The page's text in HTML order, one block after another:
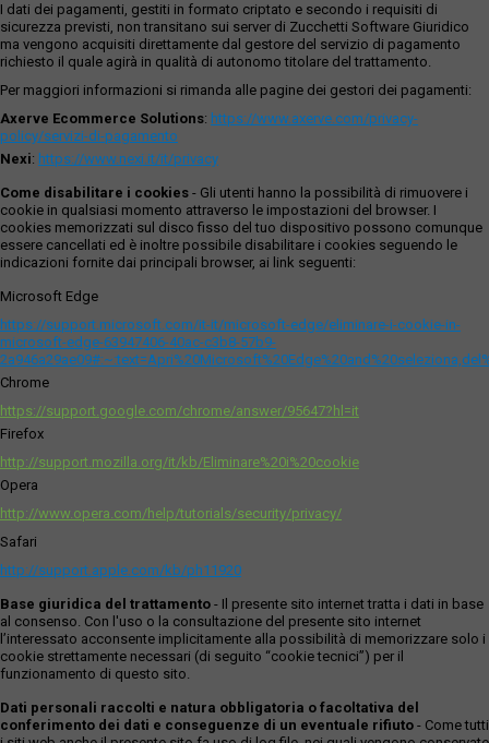
I dati dei pagamenti, gestiti in formato criptato e secondo i requisiti di
sicurezza previsti, non transitano sui server di Zucchetti Software Giuridico
ma vengono acquisiti direttamente dal gestore del servizio di pagamento
richiesto il quale agirà in qualità di autonomo titolare del trattamento.
Per maggiori informazioni si rimanda alle pagine dei gestori dei pagamenti:
Axerve Ecommerce Solutions: https://www.axerve.com/privacy-
policy/servizi-di-pagamento
Nexi: https://www.nexi.it/it/privacy
Come disabilitare i cookies - Gli utenti hanno la possibilità di rimuovere i
cookie in qualsiasi momento attraverso le impostazioni del browser. I
cookies memorizzati sul disco fisso del tuo dispositivo possono comunque
essere cancellati ed è inoltre possibile disabilitare i cookies seguendo le
indicazioni fornite dai principali browser, ai link seguenti:
Microsoft Edge
https://support.microsoft.com/it-it/microsoft-edge/eliminare-i-cookie-in-
microsoft-edge-63947406-40ac-c3b8-57b9-
Chrome
https://support.google.com/chrome/answer/95647?hl=it
Firefox
http://support.mozilla.org/it/kb/Eliminare%20i%20cookie
Opera
http://www.opera.com/help/tutorials/security/privacy/
Safari
http://support.apple.com/kb/ph11920
Base giuridica del trattamento - Il presente sito internet tratta i dati in base
al consenso. Con l'uso o la consultazione del presente sito internet
l’interessato acconsente implicitamente alla possibilità di memorizzare solo i
cookie strettamente necessari (di seguito “cookie tecnici”) per il
funzionamento di questo sito.
Dati personali raccolti e natura obbligatoria o facoltativa del
conferimento dei dati e conseguenze di un eventuale rifiuto - Come tutti